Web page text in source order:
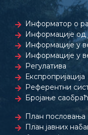
Информатор о
Информације од
Информације у
Информације у
Регулатива
Експропријација
Референтни
Бројање
План пословања
План јавних